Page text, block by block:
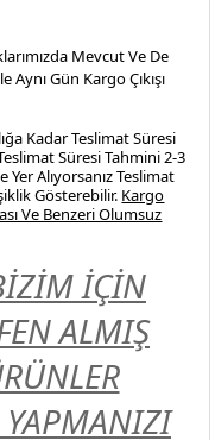
Mevcut Ve De
Aynı Gün Kargo Çıkışı
Kadar Teslimat Süresi
Süresi Tahmini 2-3
Alıyorsanız Teslimat
Gösterebilir. Kargo
Ve Benzeri Olumsuz
İÇİN
ALMIŞ